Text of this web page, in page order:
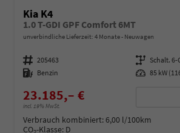
Kia K4
1.0 T-GDI GPF Comfort 6MT
unverbindliche Lieferzeit: 4 Monate Neuwagen
Fahrzeugnummer 205463 Getriebe Schalt. 6-
Kraftstoff Benzin Leistung 85 kW
23.185,– €
incl. 19% MwSt.
Verbrauch kombiniert:6,00 l/100km
CO -Klasse: D